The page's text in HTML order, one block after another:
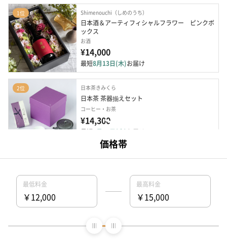
1位 Shimenouchi（しめのうち）
日本酒＆アーティフィシャルフラワー　ピンクボ
ックス
お酒
¥14,000
最短8月13日(木)お届け
2位 日本茶きみくら
日本茶 茶器揃えセット
コーヒー・お茶
¥14,300
最短 8月11日(火) お届け
【名入れギフト】モエ・エ・シャンドン
¥13,860